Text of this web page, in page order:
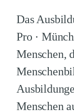
Das
Pro ·
Menschen,
Menschen